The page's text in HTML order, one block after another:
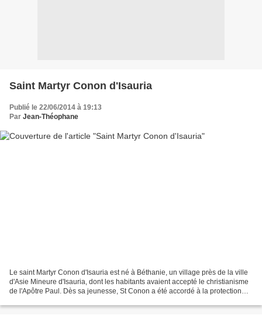
Saint Martyr Conon d'Isauria
Publié le 22/06/2014 à 19:13
Par Jean-Théophane
Le saint Martyr Conon d'Isauria est né à Béthanie, un village près de la ville
d'Asie Mineure d'Isauria, dont les habitants avaient accepté le christianisme
de l'Apôtre Paul. Dès sa jeunesse, St Conon a été accordé à la protection